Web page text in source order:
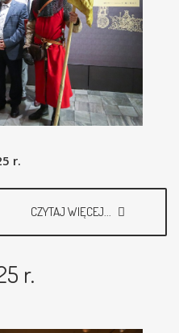
r.
CZYTAJ WIĘCEJ...
r.